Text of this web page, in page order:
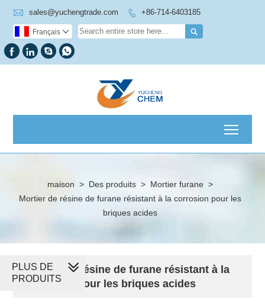
 sales@yuchengtrade.com  +86-714-6403185

Français 
   
maison > Des produits > Mortier furane >
Mortier de résine de furane résistant à la corrosion pour les
briques acides
Mortier de résine de furane résistant à la
corrosion pour les briques acides
PLUS DE
PRODUITS